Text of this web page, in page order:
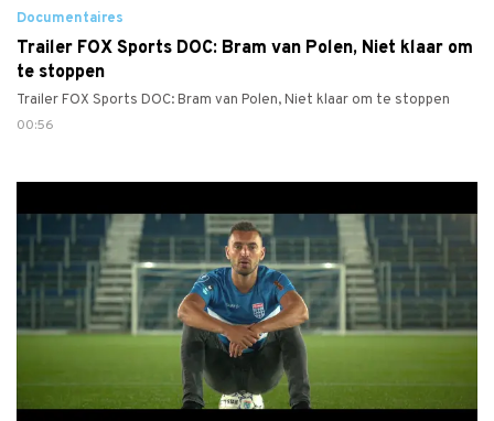
Documentaires
Trailer FOX Sports DOC: Bram van Polen, Niet klaar om
te stoppen
Trailer FOX Sports DOC: Bram van Polen, Niet klaar om te stoppen
00:56